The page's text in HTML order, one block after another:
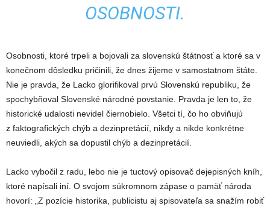
OSOBNOSTI.
Osobnosti, ktoré trpeli a bojovali za slovenskú štátnosť a ktoré sa v
konečnom dôsledku pričinili, že dnes žijeme v samostatnom štáte.
Nie je pravda, že Lacko glorifikoval prvú Slovenskú republiku, že
spochybňoval Slovenské národné povstanie. Pravda je len to, že
historické udalosti nevidel čiernobielo. Všetci tí, čo ho obviňujú
z faktografických chýb a dezinpretácií, nikdy a nikde konkrétne
neuviedli, akých sa dopustil chýb a dezinpretácií.
Lacko vybočil z radu, lebo nie je tuctový opisovač dejepisných kníh,
ktoré napísali iní. O svojom súkromnom zápase o pamäť národa
hovorí: „Z pozície historika, publicistu aj spisovateľa sa snažím robiť